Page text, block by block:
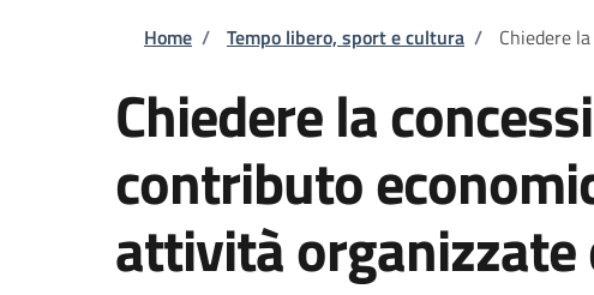
Briciole di pane
Home / Tempo libero, sport e cultura / Chiedere
Chiedere la
contributo
attività organizzate